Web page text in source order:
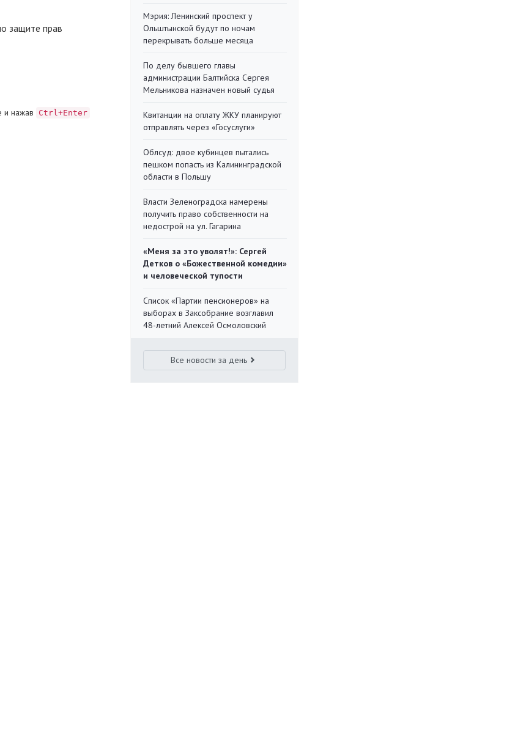
защите прав
и нажав Ctrl+Enter
Мэрия: Ленинский проспект у
Ольштынской будут по ночам
перекрывать больше месяца
По делу бывшего главы
администрации Балтийска Сергея
Мельникова назначен новый судья
Квитанции на оплату ЖКУ планируют
отправлять через «Госуслуги»
Облсуд: двое кубинцев пытались
пешком попасть из Калининградской
области в Польшу
Власти Зеленоградска намерены
получить право собственности на
недострой на ул. Гагарина
«Меня за это уволят!»: Сергей
Детков о «Божественной комедии»
и человеческой тупости
Список «Партии пенсионеров» на
выборах в Заксобрание возглавил
48-летний Алексей Осмоловский
Все новости за день